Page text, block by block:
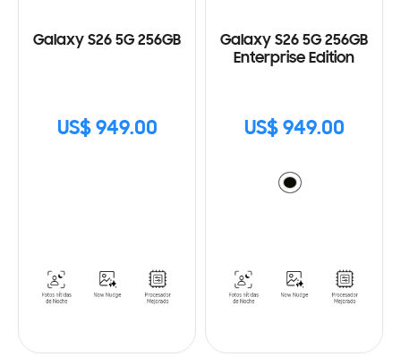
Galaxy S26 5G 256GB
US$ 949.00
Galaxy S26 5G 256GB
Enterprise Edition
US$ 949.00